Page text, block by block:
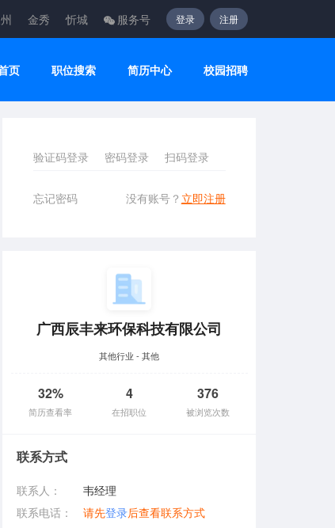
金秀 忻城 服务号 登录 注册
页 职位搜索 简历中心 校园招聘
验证码登录 密码登录 扫码登录
忘记密码 没有账号？ 立即注册
广西辰丰来环保科技有限公司
其他行业 - 其他
32%
简历查看率
4
在招职位
376
被浏览次数
联系方式
联系人：
韦经理
联系电话：
请先登录后查看联系方式